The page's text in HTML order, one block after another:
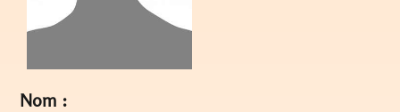
Nom :